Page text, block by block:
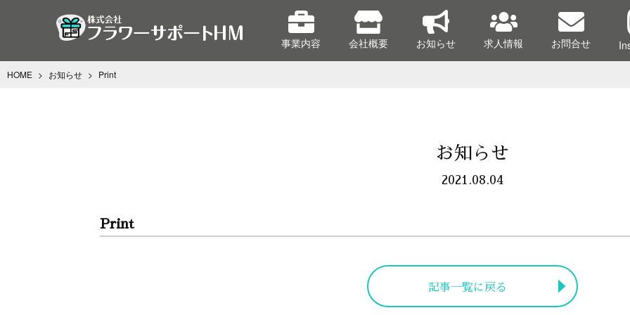
事業内容 会社概要 お知らせ 求人情報 お問合せ
HOME > お知らせ > Print
お知らせ
2021.08.04
Print
記事一覧に戻る